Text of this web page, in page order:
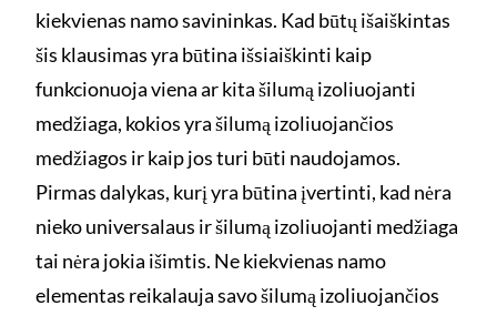
kiekvienas namo savininkas. Kad būtų išaiškintas
šis klausimas yra būtina išsiaiškinti kaip
funkcionuoja viena ar kita šilumą izoliuojanti
medžiaga, kokios yra šilumą izoliuojančios
medžiagos ir kaip jos turi būti naudojamos.
Pirmas dalykas, kurį yra būtina įvertinti, kad nėra
nieko universalaus ir šilumą izoliuojanti medžiaga
tai nėra jokia išimtis. Ne kiekvienas namo
elementas reikalauja savo šilumą izoliuojančios